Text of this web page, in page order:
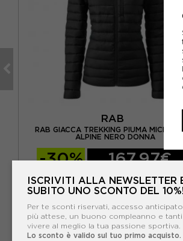
RAB
RAB GIACCA TREKKING PIUMA
ALPINE NERO DONNA
-30% 167,97€
239,95€
ISCRIVITI ALLA NEWSLETTER
SUBITO UNO SCONTO DEL 10%!
Per te sconti riservati, accesso
più attese, un buono compleanno e
vivere al meglio la tua passione sportiva.
Lo sconto è valido sul tuo primo acquisto.